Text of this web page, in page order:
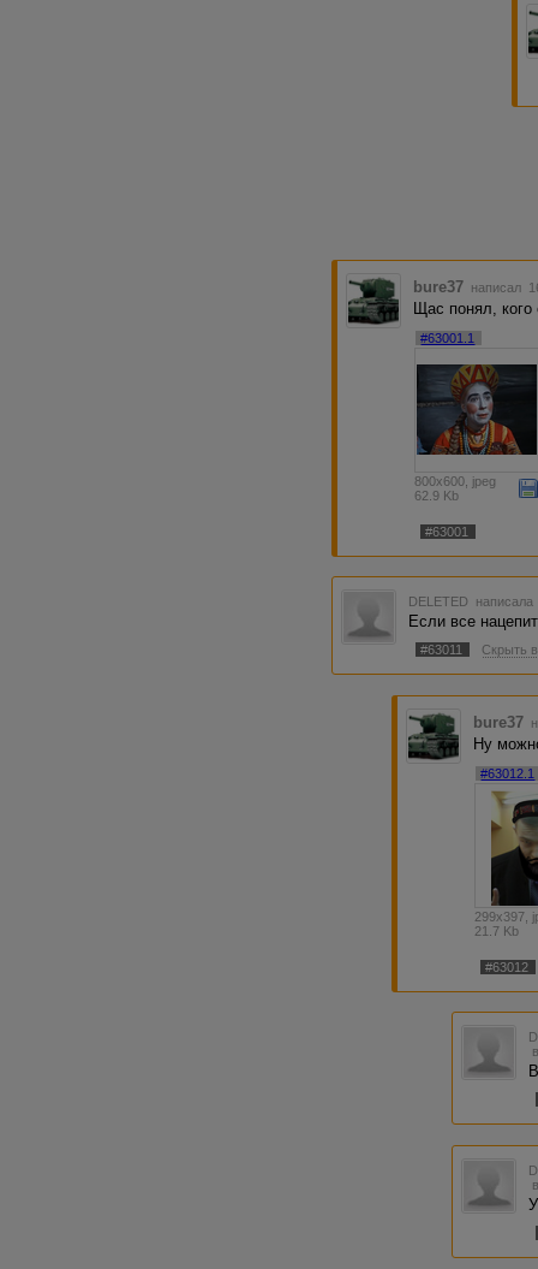
bure37 написал
Щас понял,
#63001.1
800x600, jpeg
62.9 Kb
#63001
DELETED
Если все
#63011 Скрыть
bure37
Ну
#63012.1
299x397,
21.7 Kb
#63012